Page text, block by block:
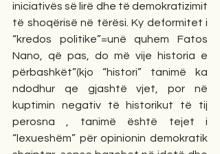
iniciativës së lirë dhe të demokratizimit
të shoqërisë në tërësi. Ky deformitet i
“kredos politike”=unë quhem Fatos
Nano, që pas, do më vije historia e
përbashkët”(kjo “histori” tanimë ka
ndodhur qe gjashtë vjet, por në
kuptimin negativ të historikut të tij
perosna , tanimë është tejet i
“lexueshëm” për opinionin demokratik